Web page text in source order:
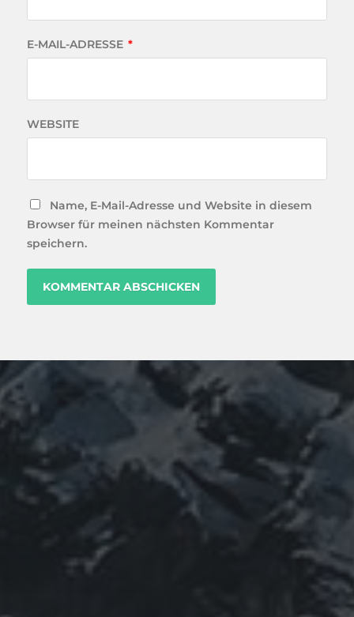
E-MAIL-ADRESSE *
WEBSITE
Name, E-Mail-Adresse und Website in diesem
Browser für meinen nächsten Kommentar
speichern.